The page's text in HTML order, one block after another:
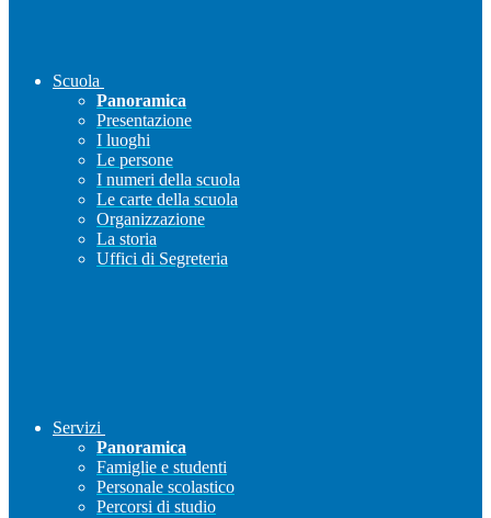
Scuola
Panoramica
Presentazione
I luoghi
Le persone
I numeri della scuola
Le carte della scuola
Organizzazione
La storia
Uffici di Segreteria
Servizi
Panoramica
Famiglie e studenti
Personale scolastico
Percorsi di studio